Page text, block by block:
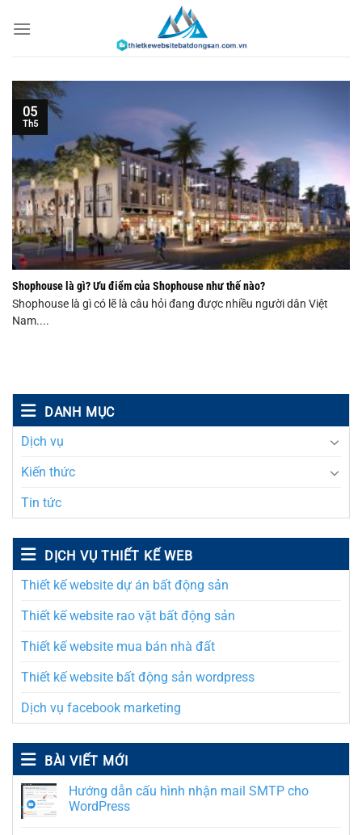
đến
DANH MỤC
Dịch vụ
Kiến thức
Tin tức
DỊCH VỤ THIẾT KẾ WEB
Thiết kế website dự án bất động sản
Thiết kế website rao vặt bất động sản
Thiết kế website mua bán nhà đất
Thiết kế website bất động sản wordpress
Dịch vụ facebook marketing
BÀI VIẾT MỚI
Hướng dẫn cấu hình nhận mail SMTP cho
WordPress
Shophouse là gì? Ưu điểm của Shophouse như thế nào?
Shophouse là gì có lẽ là câu hỏi đang được nhiều người dân Việt
Nam....
05
Th5